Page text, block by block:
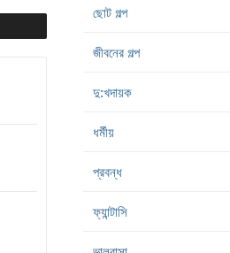
ছোট গল্প
জীবনের গল্প
দু:খদায়ক
ধর্মীয়
প্রবন্ধ
ফ্যান্টাসি